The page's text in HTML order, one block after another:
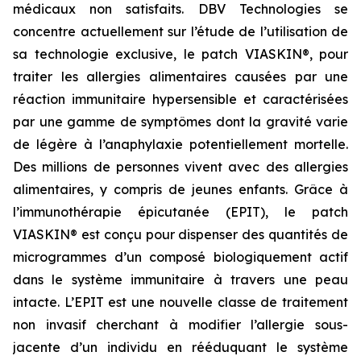
médicaux non satisfaits. DBV Technologies se
concentre actuellement sur l’étude de l’utilisation de
sa technologie exclusive, le patch VIASKIN®, pour
traiter les allergies alimentaires causées par une
réaction immunitaire hypersensible et caractérisées
par une gamme de symptômes dont la gravité varie
de légère à l’anaphylaxie potentiellement mortelle.
Des millions de personnes vivent avec des allergies
alimentaires, y compris de jeunes enfants. Grâce à
l’immunothérapie épicutanée (EPIT), le patch
VIASKIN® est conçu pour dispenser des quantités de
microgrammes d’un composé biologiquement actif
dans le système immunitaire à travers une peau
intacte. L’EPIT est une nouvelle classe de traitement
non invasif cherchant à modifier l’allergie sous-
jacente d’un individu en rééduquant le système